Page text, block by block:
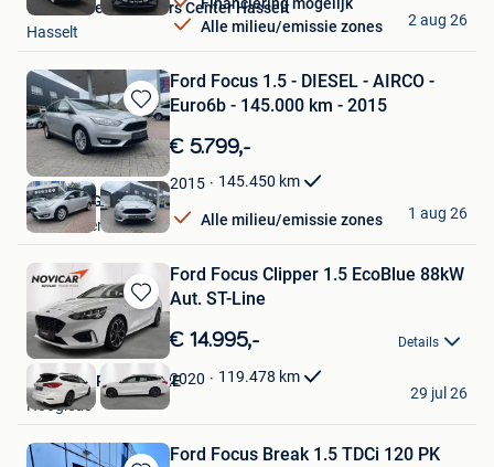
Alle milieu/emissie zones
Van Mossel Used Cars Center Hasselt
Hasselt
2 aug 26
Bewaren
in
Mijn
Favorieten
Ford Focus 1.5 - DIESEL - AIRCO -
Euro6b - 145.000 km - 2015
€ 5.799,-
2015 145.450 km
Alle milieu/emissie zones
AG GARAGE
Steenokkerzeel
1 aug 26
Bewaren
in
Mijn
Favorieten
Ford Focus Clipper 1.5 EcoBlue 88kW
Aut. ST-Line
€ 14.995,- Details
2020 119.478 km
NOVICAR ROESELARE
Hooglede
29 jul 26
Ford Focus Break 1.5 TDCi 120 PK